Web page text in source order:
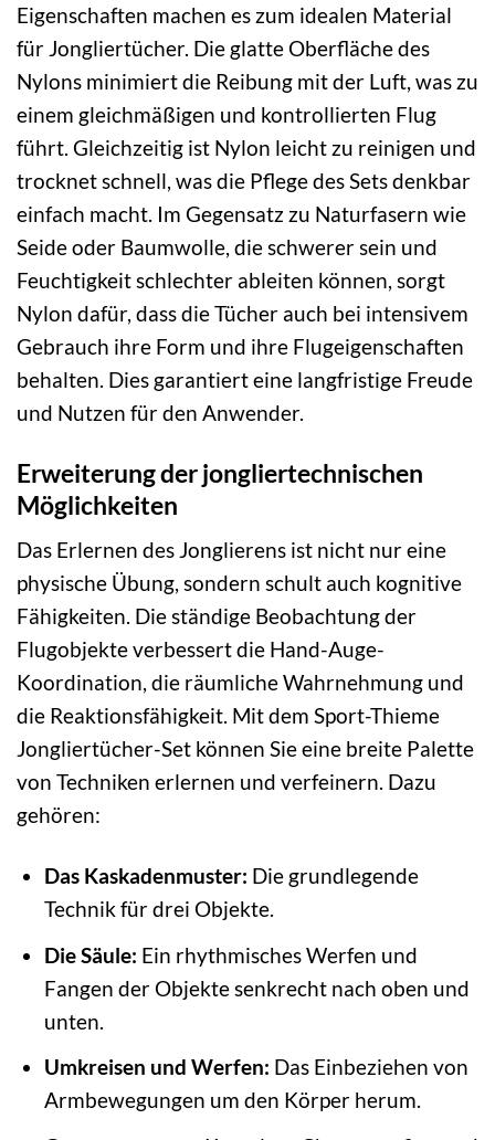
Eigenschaften machen es zum idealen Material
für Jongliertücher. Die glatte Oberfläche des
Nylons minimiert die Reibung mit der Luft, was zu
einem gleichmäßigen und kontrollierten Flug
führt. Gleichzeitig ist Nylon leicht zu reinigen und
trocknet schnell, was die Pflege des Sets denkbar
einfach macht. Im Gegensatz zu Naturfasern wie
Seide oder Baumwolle, die schwerer sein und
Feuchtigkeit schlechter ableiten können, sorgt
Nylon dafür, dass die Tücher auch bei intensivem
Gebrauch ihre Form und ihre Flugeigenschaften
behalten. Dies garantiert eine langfristige Freude
und Nutzen für den Anwender.
Erweiterung der jongliertechnischen
Möglichkeiten
Das Erlernen des Jonglierens ist nicht nur eine
physische Übung, sondern schult auch kognitive
Fähigkeiten. Die ständige Beobachtung der
Flugobjekte verbessert die Hand-Auge-
Koordination, die räumliche Wahrnehmung und
die Reaktionsfähigkeit. Mit dem Sport-Thieme
Jongliertücher-Set können Sie eine breite Palette
von Techniken erlernen und verfeinern. Dazu
gehören:
Das Kaskadenmuster: Die grundlegende
Technik für drei Objekte.
Die Säule: Ein rhythmisches Werfen und
Fangen der Objekte senkrecht nach oben und
unten.
Umkreisen und Werfen: Das Einbeziehen von
Armbewegungen um den Körper herum.